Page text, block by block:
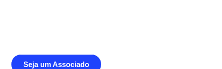
Seja um Associado